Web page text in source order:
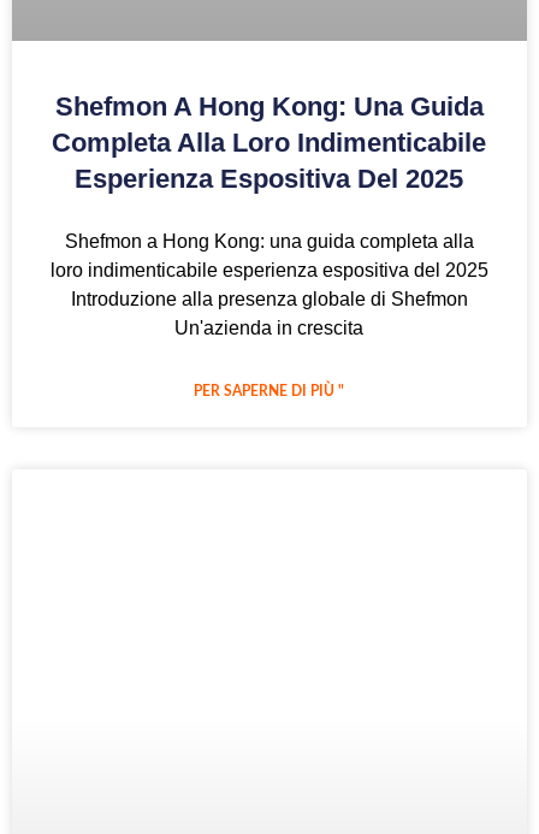
Shefmon A Hong Kong: Una Guida
Completa Alla Loro Indimenticabile
Esperienza Espositiva Del 2025
Shefmon a Hong Kong: una guida completa alla
loro indimenticabile esperienza espositiva del 2025
Introduzione alla presenza globale di Shefmon
Un'azienda in crescita
PER SAPERNE DI PIÙ "